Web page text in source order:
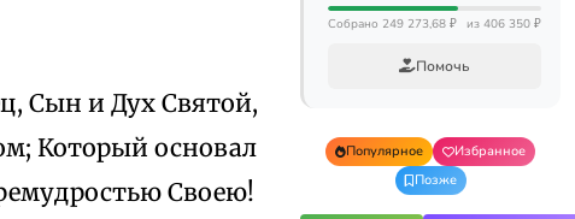
Сын и Дух Святой,
Который основал
Своею!
Собрано 249 273,68 ₽ из 406 350 ₽
Помочь
Популярное
Избранное
Позже